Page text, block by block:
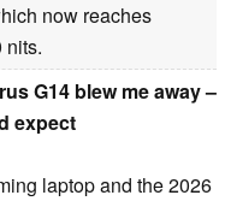
now reaches
nits.
G14 blew me away –
expect
laptop and the 2026